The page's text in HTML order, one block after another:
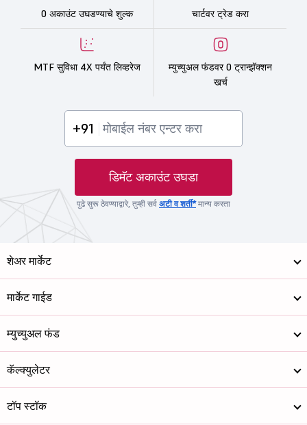
0 अकाउंट उघडण्याचे शुल्क चार्टवर ट्रेड करा
MTF सुविधा 4X पर्यंत लिव्हरेज
म्युच्युअल फंडवर 0 ट्रान्झॅक्शन
खर्च
+91
डिमॅट अकाउंट उघडा
पुढे सुरू ठेवण्याद्वारे, तुम्ही सर्व अटी व शर्ती*मान्य करता
शेअर मार्केट
मार्केट गाईड
म्युच्युअल फंड
कॅल्क्युलेटर
टॉप स्टॉक